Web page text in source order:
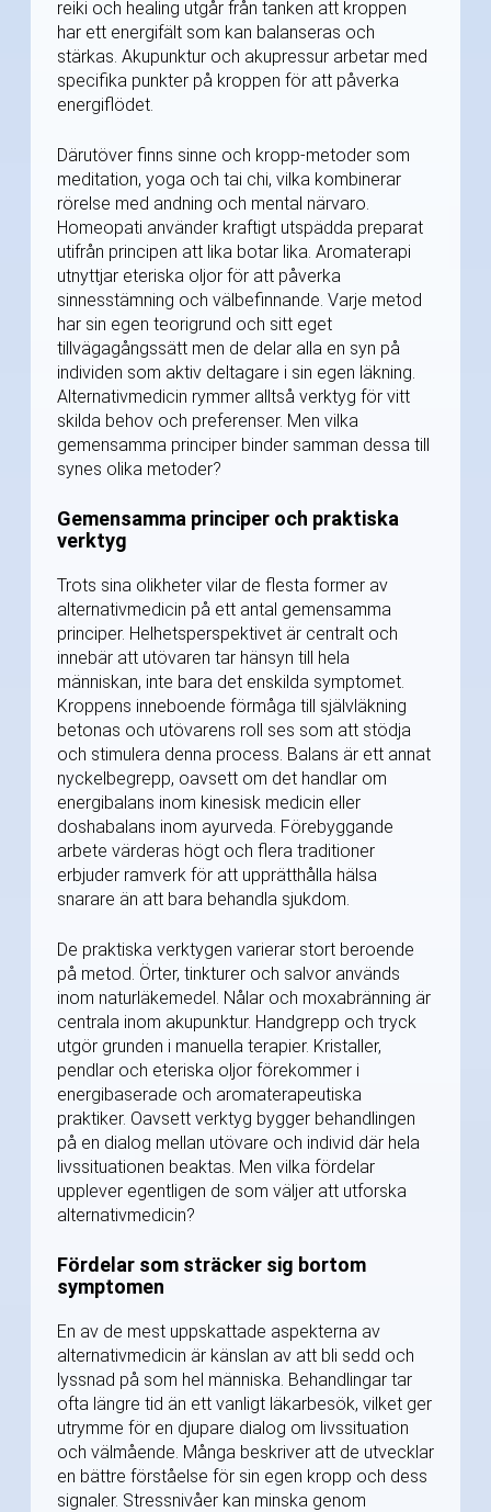
reiki och healing utgår från tanken att kroppen
har ett energifält som kan balanseras och
stärkas. Akupunktur och akupressur arbetar med
specifika punkter på kroppen för att påverka
energiflödet.
Därutöver finns sinne och kropp-metoder som
meditation, yoga och tai chi, vilka kombinerar
rörelse med andning och mental närvaro.
Homeopati använder kraftigt utspädda preparat
utifrån principen att lika botar lika. Aromaterapi
utnyttjar eteriska oljor för att påverka
sinnesstämning och välbefinnande. Varje metod
har sin egen teorigrund och sitt eget
tillvägagångssätt men de delar alla en syn på
individen som aktiv deltagare i sin egen läkning.
Alternativmedicin rymmer alltså verktyg för vitt
skilda behov och preferenser. Men vilka
gemensamma principer binder samman dessa till
synes olika metoder?
Gemensamma principer och praktiska
verktyg
Trots sina olikheter vilar de flesta former av
alternativmedicin på ett antal gemensamma
principer. Helhetsperspektivet är centralt och
innebär att utövaren tar hänsyn till hela
människan, inte bara det enskilda symptomet.
Kroppens inneboende förmåga till självläkning
betonas och utövarens roll ses som att stödja
och stimulera denna process. Balans är ett annat
nyckelbegrepp, oavsett om det handlar om
energibalans inom kinesisk medicin eller
doshabalans inom ayurveda. Förebyggande
arbete värderas högt och flera traditioner
erbjuder ramverk för att upprätthålla hälsa
snarare än att bara behandla sjukdom.
De praktiska verktygen varierar stort beroende
på metod. Örter, tinkturer och salvor används
inom naturläkemedel. Nålar och moxabränning är
centrala inom akupunktur. Handgrepp och tryck
utgör grunden i manuella terapier. Kristaller,
pendlar och eteriska oljor förekommer i
energibaserade och aromaterapeutiska
praktiker. Oavsett verktyg bygger behandlingen
på en dialog mellan utövare och individ där hela
livssituationen beaktas. Men vilka fördelar
upplever egentligen de som väljer att utforska
alternativmedicin?
Fördelar som sträcker sig bortom
symptomen
En av de mest uppskattade aspekterna av
alternativmedicin är känslan av att bli sedd och
lyssnad på som hel människa. Behandlingar tar
ofta längre tid än ett vanligt läkarbesök, vilket ger
utrymme för en djupare dialog om livssituation
och välmående. Många beskriver att de utvecklar
en bättre förståelse för sin egen kropp och dess
signaler. Stressnivåer kan minska genom